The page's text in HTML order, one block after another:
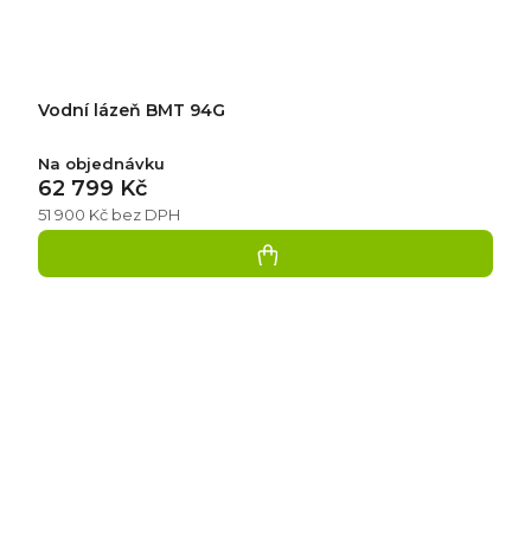
Vodní lázeň BMT 94G
Na objednávku
51 900 Kč bez DPH
62 799 Kč